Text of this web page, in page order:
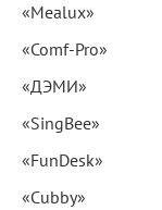
«Mealux»
«Comf-Pro»
«ДЭМИ»
«SingBee»
«FunDesk»
«Cubby»